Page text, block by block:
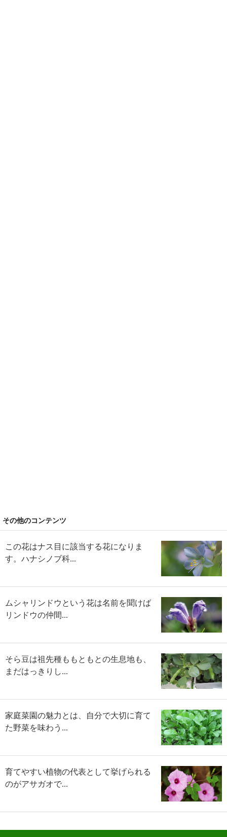
その他のコンテンツ
この花はナス目に該当する花になりま
す。ハナシノブ科...
ムシャリンドウという花は名前を聞けば
リンドウの仲間...
そら豆は祖先種ももともとの生息地も、
まだはっきりし...
家庭菜園の魅力とは、自分で大切に育て
た野菜を味わう...
育てやすい植物の代表として挙げられる
のがアサガオで...